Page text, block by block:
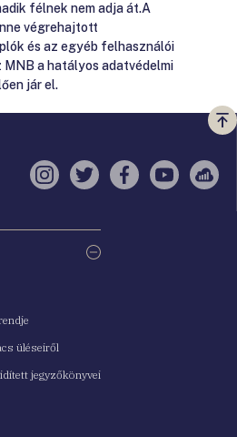
félnek nem adja át.A
végrehajtott
és az egyéb felhasználói
a hatályos adatvédelmi
jár el.
a
Instagram
TwitterFacebook
YouTube
üléseiről
jegyzőkönyvei